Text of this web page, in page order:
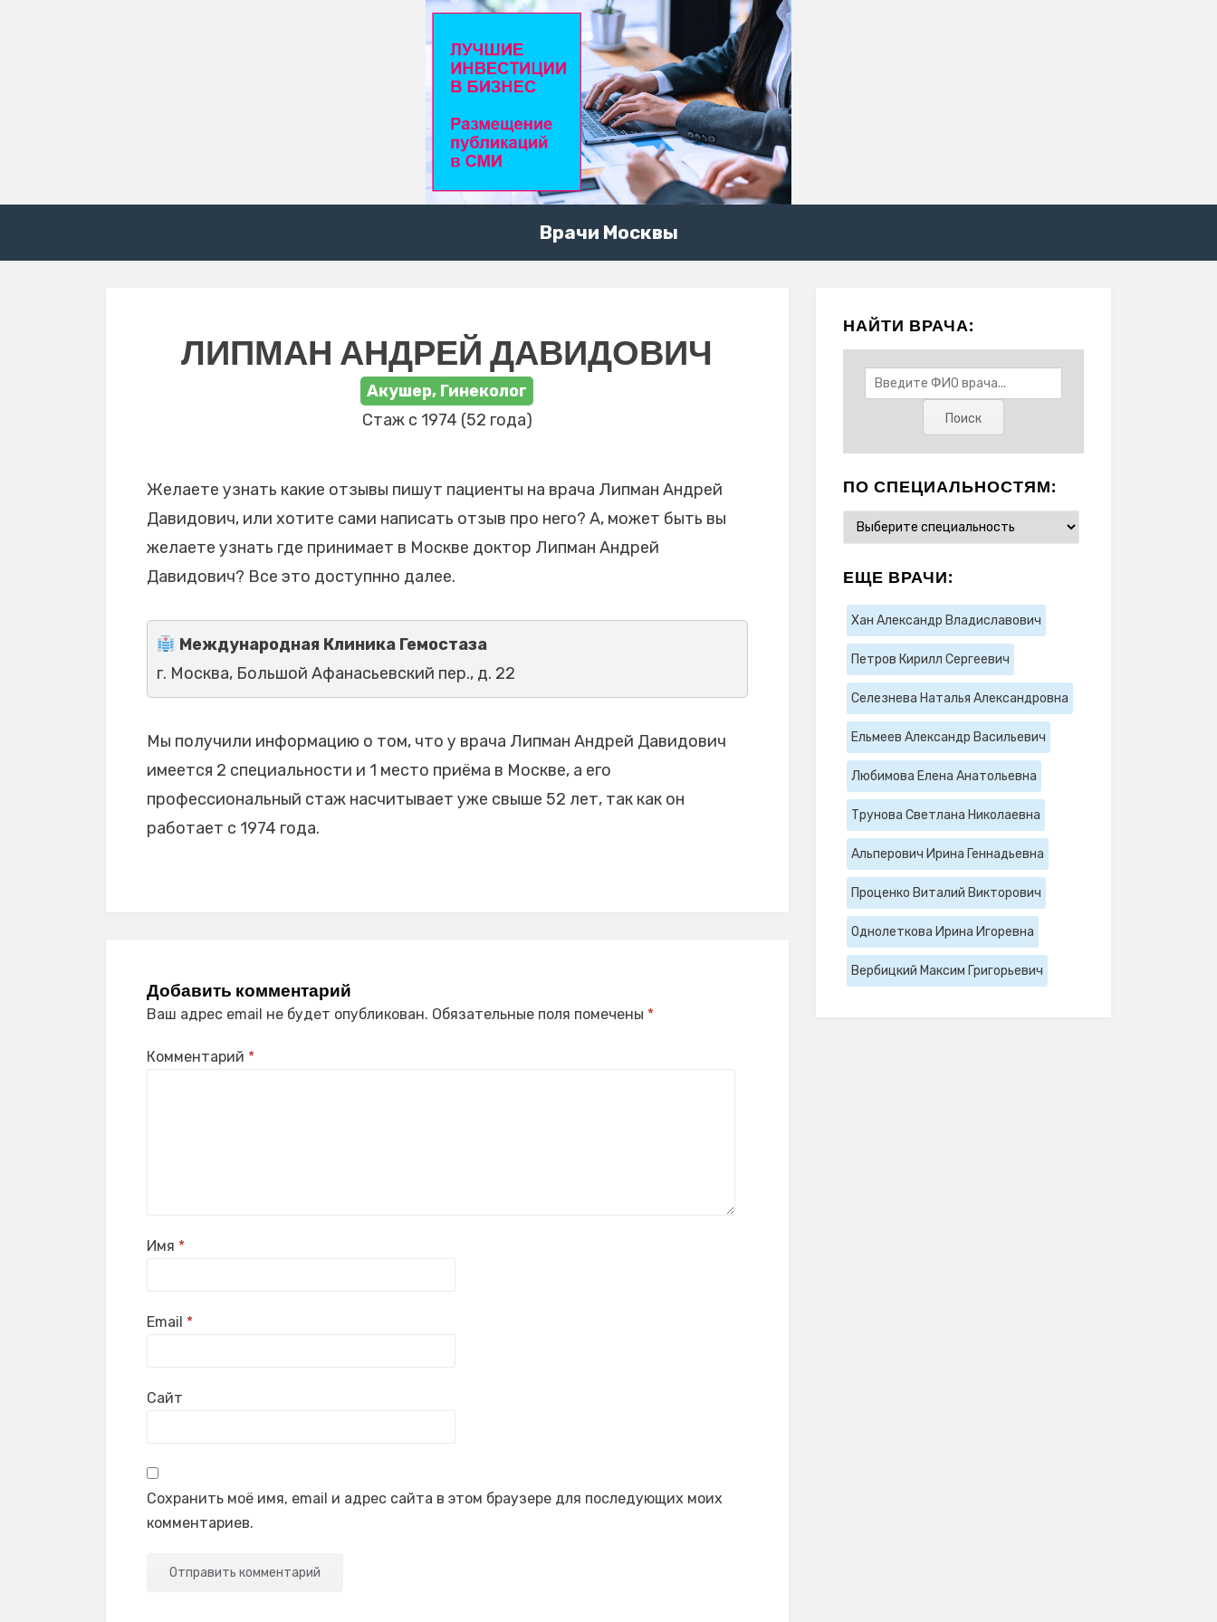
Врачи Москвы
ЛИПМАН АНДРЕЙ ДАВИДОВИЧ
Акушер, Гинеколог
Стаж с 1974 (52 года)
Желаете узнать какие отзывы пишут пациенты на врача Липман Андрей
Давидович, или хотите сами написать отзыв про него? А, может быть вы
желаете узнать где принимает в Москве доктор Липман Андрей
Давидович? Все это доступнно далее.
Международная Клиника Гемостаза
г. Москва, Большой Афанасьевский пер., д. 22
Мы получили информацию о том, что у врача Липман Андрей Давидович
имеется 2 специальности и 1 место приёма в Москве, а его
профессиональный стаж насчитывает уже свыше 52 лет, так как он
работает с 1974 года.
Добавить комментарий
Ваш адрес email не будет опубликован. Обязательные поля помечены *
Комментарий *
Имя *
Email *
Сайт
Сохранить моё имя, email и адрес сайта в этом браузере для последующих моих
комментариев.
НАЙТИ ВРАЧА:
ПО СПЕЦИАЛЬНОСТЯМ:
ЕЩЕ ВРАЧИ:
Хан Александр Владиславович
Петров Кирилл Сергеевич
Селезнева Наталья Александровна
Ельмеев Александр Васильевич
Любимова Елена Анатольевна
Трунова Светлана Николаевна
Альперович Ирина Геннадьевна
Проценко Виталий Викторович
Однолеткова Ирина Игоревна
Вербицкий Максим Григорьевич